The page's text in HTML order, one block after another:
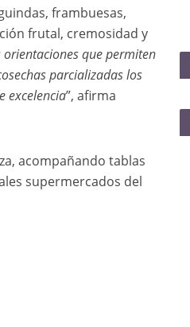
frambuesas,
frutal, cremosidad y
orientaciones que permiten
parcializadas los
excelencia”, afirma
acompañando tablas
supermercados del